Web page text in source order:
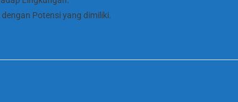
Potensi yang dimiliki.